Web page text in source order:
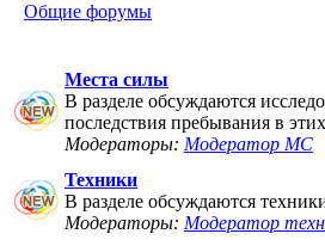
Общие форумы
Места силы
В разделе обсуждаются
последствия пребывания в
Модераторы: Модератор МС
Техники
В разделе обсуждаются
Модераторы: Модератор